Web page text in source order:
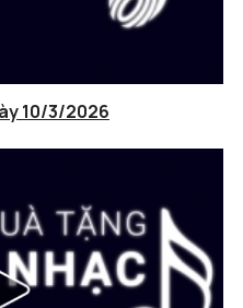
10/3/2026